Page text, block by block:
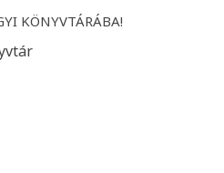
KÖNYVTÁRÁBA!